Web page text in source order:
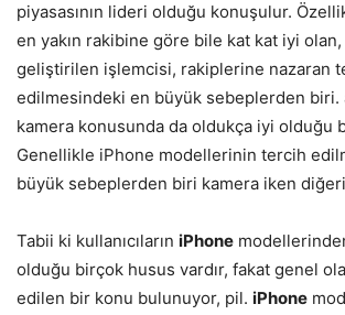
piyasasının lideri olduğu konuşulur.
en yakın rakibine göre bile kat kat iyi olan,
geliştirilen işlemcisi, rakiplerine nazaran
edilmesindeki en büyük sebeplerden biri.
kamera konusunda da oldukça iyi olduğu
Genellikle iPhone modellerinin tercih
büyük sebeplerden biri kamera iken
Tabii ki kullanıcıların iPhone
olduğu birçok husus vardır, fakat genel
edilen bir konu bulunuyor, pil. iPhone